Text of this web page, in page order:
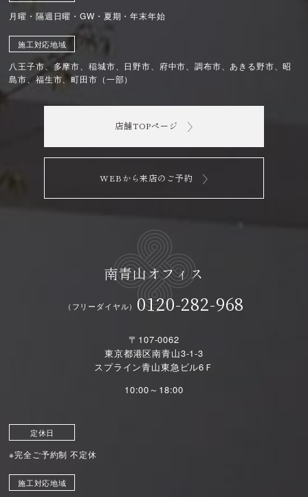
月曜・隔週日曜・GW・夏期・年末年始
施工対応地域
八王子市、多摩市、稲城市、日野市、府中市、調布市、あきる野市、昭
島市、福生市、町田市（一部）
店舗TOPページ
WEBから来店のご予約
南青山オフィス
（フリーダイヤル） 0120-282-968
〒107-0062
東京都港区南青山3-1-3
スプライン青山東急ビル6Ｆ
10:00～18:00
定休日
※完全ご予約制 不定休
施工対応地域